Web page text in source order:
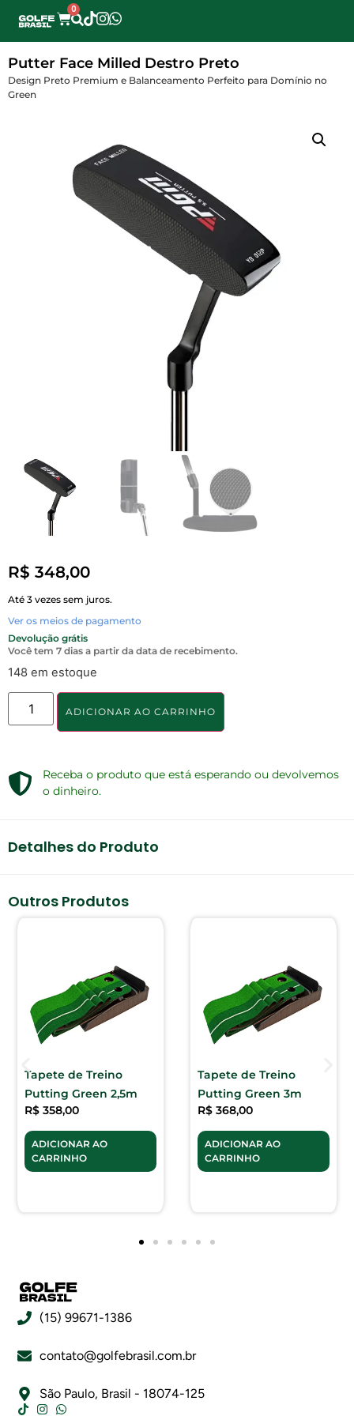
0
Putter Face Milled Destro Preto
Design Preto Premium e Balanceamento Perfeito para Domínio no
Green
R$ 348,00
Até 3 vezes sem juros.
Ver os meios de pagamento
Devolução grátis
Você tem 7 dias a partir da data de recebimento.
148 em estoque
ADICIONAR AO CARRINHO
Receba o produto que está esperando ou devolvemos
o dinheiro.
Detalhes do Produto
Outros Produtos
Tapete de Treino
Putting Green 2,5m
R$ 358,00
ADICIONAR AO
CARRINHO
Tapete de Treino
Putting Green 3m
R$ 368,00
ADICIONAR AO
CARRINHO
(15) 99671-1386
contato@golfebrasil.com.br
São Paulo, Brasil - 18074-125